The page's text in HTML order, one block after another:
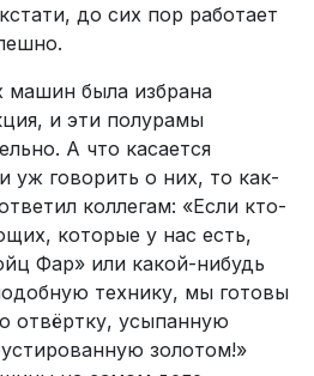
до сих пор работает
машин была избрана
и эти полурамы
А что касается
уж говорить о них, то как-
коллегам: «Если кто-
которые у нас есть,
Фар» или какой-нибудь
технику, мы готовы
отвёртку, усыпанную
золотом!»